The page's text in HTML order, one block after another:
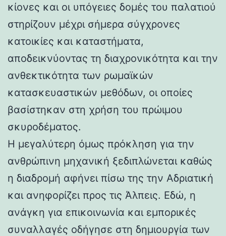
κίονες και οι υπόγειες δομές του παλατιού
στηρίζουν μέχρι σήμερα σύγχρονες
κατοικίες και καταστήματα,
αποδεικνύοντας τη διαχρονικότητα και την
ανθεκτικότητα των ρωμαϊκών
κατασκευαστικών μεθόδων, οι οποίες
βασίστηκαν στη χρήση του πρώιμου
σκυροδέματος.
Η μεγαλύτερη όμως πρόκληση για την
ανθρώπινη μηχανική ξεδιπλώνεται καθώς
η διαδρομή αφήνει πίσω της την Αδριατική
και ανηφορίζει προς τις Άλπεις. Εδώ, η
ανάγκη για επικοινωνία και εμπορικές
συναλλαγές οδήγησε στη δημιουργία των